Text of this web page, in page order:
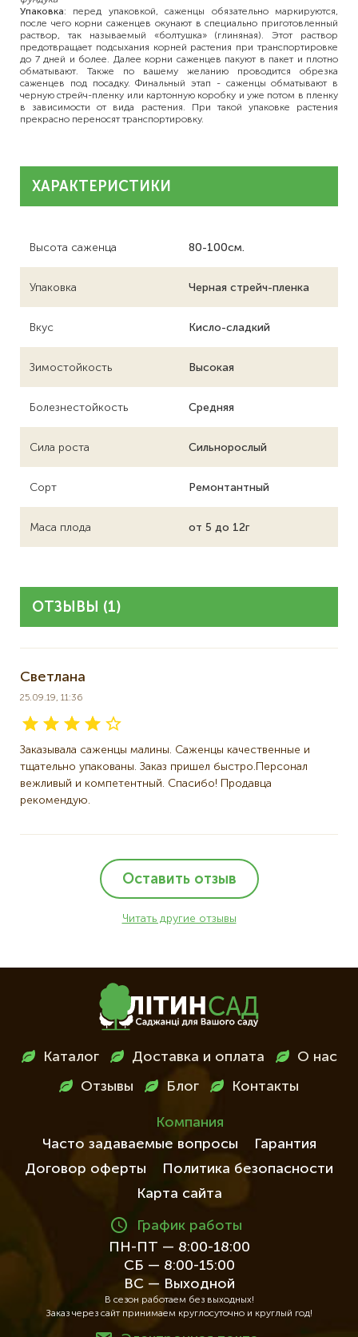
Упаковка: перед упаковкой, саженцы обязательно маркируются,
после чего корни саженцев окунают в специально приготовленный
раствор, так называемый «болтушка» (глиняная). Этот раствор
предотвращает подсыхания корней растения при транспортировке
до 7 дней и более. Далее корни саженцев пакуют в пакет и плотно
обматывают. Также по вашему желанию проводится обрезка
саженцев под посадку. Финальный этап - саженцы обматывают в
черную стрейч-пленку или картонную коробку и уже потом в пленку
в зависимости от вида растения. При такой упаковке растения
прекрасно переносят транспортировку.
ХАРАКТЕРИСТИКИ
Высота саженца 80-100см.
Упаковка Черная стрейч-пленка
Вкус Кисло-сладкий
Зимостойкость Высокая
Болезнестойкость Средняя
Сила роста Сильнорослый
Сорт Ремонтантный
Маса плода от 5 до 12г
ОТЗЫВЫ (1)
Светлана
25.09.19, 11:36
Заказывала саженцы малины. Саженцы качественные и
тщательно упакованы. Заказ пришел быстро.Персонал
вежливый и компетентный. Спасибо! Продавца
рекомендую.
Оставить отзыв
Читать другие отзывы
МенюКаталог Доставка и оплата О нас
Отзывы Блог Контакты
Компания
Часто задаваемые вопросы
Гарантия
Договор оферты
Политика безопасности
Карта сайта
График работы
ПН-ПТ — 8:00-18:00
СБ — 8:00-15:00
ВС — Выходной
В сезон работаем без выходных!
Заказ через сайт принимаем круглосуточно и круглый год!